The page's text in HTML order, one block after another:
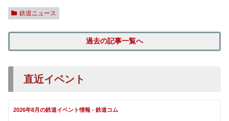
鉄道ニュース
過去の記事一覧へ
直近イベント
2026年8月の鉄道イベント情報 - 鉄道コム